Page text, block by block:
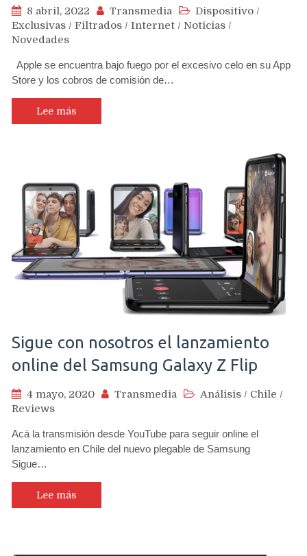
8 abril, 2022 Transmedia Dispositivo /
Exclusivas / Filtrados / Internet / Noticias /
Novedades
Apple se encuentra bajo fuego por el excesivo celo en su App
Store y los cobros de comisión de…
Lee más
Sigue con nosotros el lanzamiento
online del Samsung Galaxy Z Flip
4 mayo, 2020 Transmedia Análisis / Chile /
Reviews
Acá la transmisión desde YouTube para seguir online el
lanzamiento en Chile del nuevo plegable de Samsung
Sigue…
Lee más